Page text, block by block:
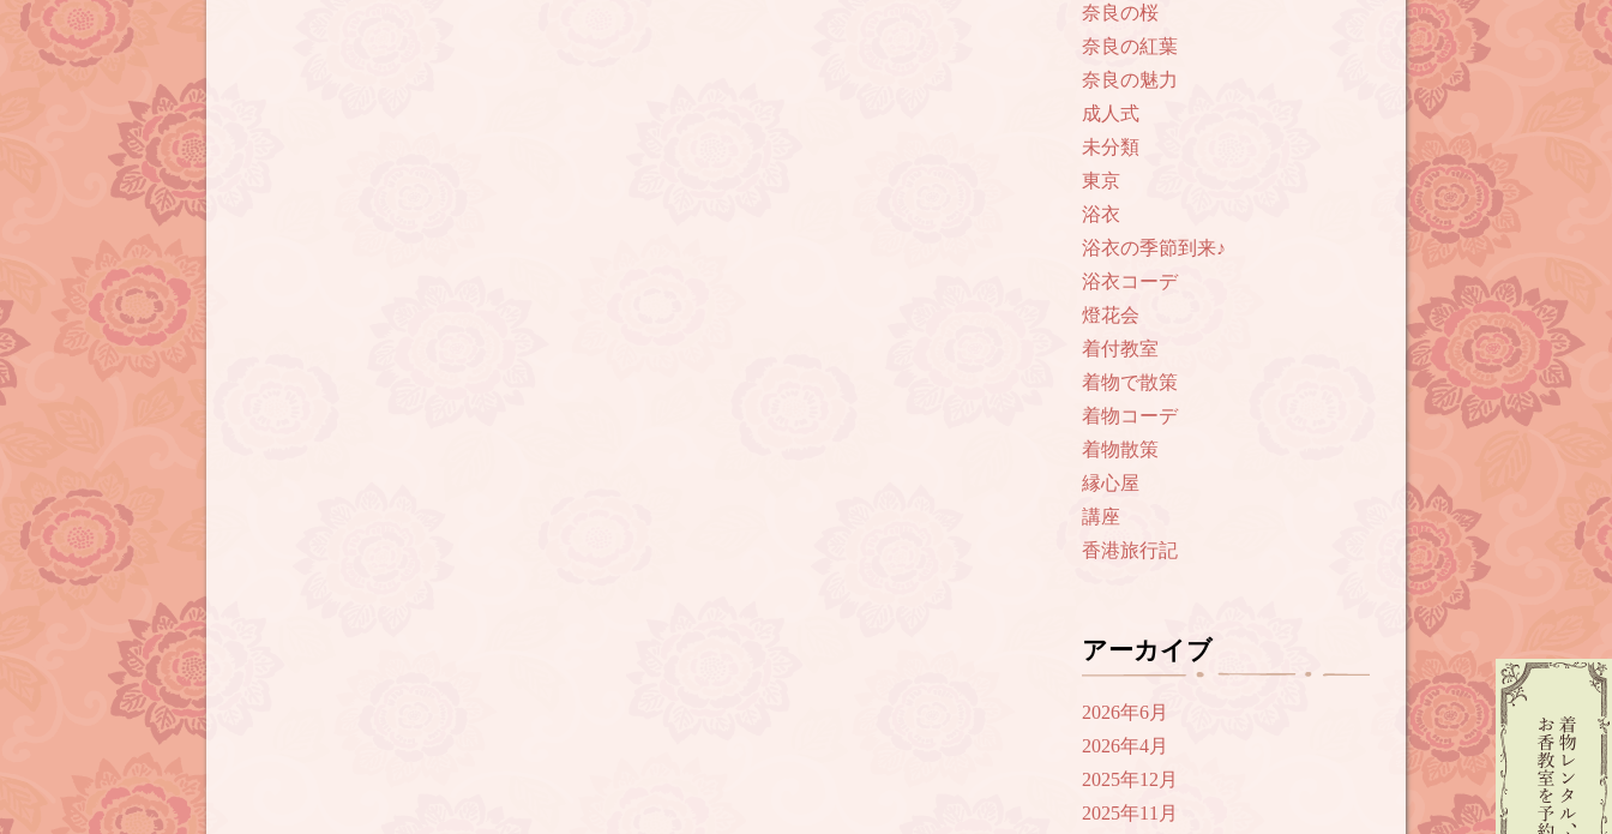
奈良の桜
奈良の紅葉
奈良の魅力
成人式
未分類
東京
浴衣
浴衣の季節到来♪
浴衣コーデ
燈花会
着付教室
着物で散策
着物コーデ
着物散策
縁心屋
講座
香港旅行記
アーカイブ
2026年6月
2026年4月
2025年12月
2025年11月